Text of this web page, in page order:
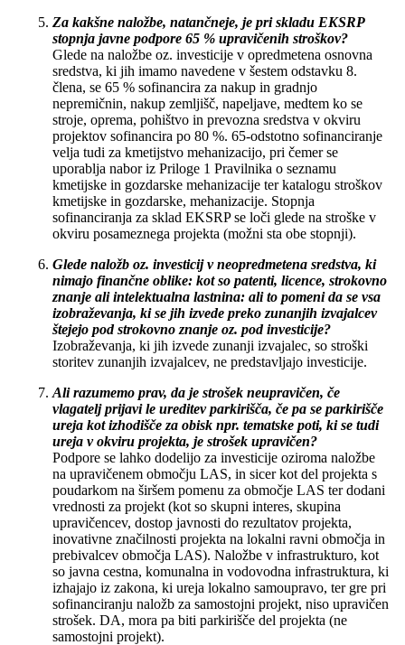
Za kakšne naložbe, natančneje, je pri skladu EKSRP
stopnja javne podpore 65 % upravičenih stroškov?
Glede na naložbe oz. investicije v opredmetena osnovna
sredstva, ki jih imamo navedene v šestem odstavku 8.
člena, se 65 % sofinancira za nakup in gradnjo
nepremičnin, nakup zemljišč, napeljave, medtem ko se
stroje, oprema, pohištvo in prevozna sredstva v okviru
projektov sofinancira po 80 %. 65-odstotno sofinanciranje
velja tudi za kmetijstvo mehanizacijo, pri čemer se
uporablja nabor iz Priloge 1 Pravilnika o seznamu
kmetijske in gozdarske mehanizacije ter katalogu stroškov
kmetijske in gozdarske, mehanizacije. Stopnja
sofinanciranja za sklad EKSRP se loči glede na stroške v
okviru posameznega projekta (možni sta obe stopnji).
Glede naložb oz. investicij v neopredmetena sredstva, ki
nimajo finančne oblike: kot so patenti, licence, strokovno
znanje ali intelektualna lastnina: ali to pomeni da se vsa
izobraževanja, ki se jih izvede preko zunanjih izvajalcev
štejejo pod strokovno znanje oz. pod investicije?
Izobraževanja, ki jih izvede zunanji izvajalec, so stroški
storitev zunanjih izvajalcev, ne predstavljajo investicije.
Ali razumemo prav, da je strošek neupravičen, če
vlagatelj prijavi le ureditev parkirišča, če pa se parkirišče
ureja kot izhodišče za obisk npr. tematske poti, ki se tudi
ureja v okviru projekta, je strošek upravičen?
Podpore se lahko dodelijo za investicije oziroma naložbe
na upravičenem območju LAS, in sicer kot del projekta s
poudarkom na širšem pomenu za območje LAS ter dodani
vrednosti za projekt (kot so skupni interes, skupina
upravičencev, dostop javnosti do rezultatov projekta,
inovativne značilnosti projekta na lokalni ravni območja in
prebivalcev območja LAS). Naložbe v infrastrukturo, kot
so javna cestna, komunalna in vodovodna infrastruktura, ki
izhajajo iz zakona, ki ureja lokalno samoupravo, ter gre pri
sofinanciranju naložb za samostojni projekt, niso upravičen
strošek. DA, mora pa biti parkirišče del projekta (ne
samostojni projekt).